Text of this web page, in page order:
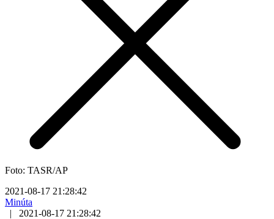
Foto: TASR/AP
2021-08-17 21:28:42
Minúta
|
2021-08-17 21:28:42